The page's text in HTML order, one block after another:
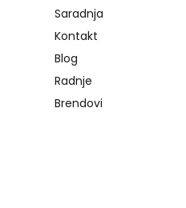
Saradnja
Kontakt
Blog
Radnje
Brendovi